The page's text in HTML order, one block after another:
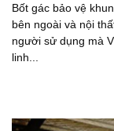
Bốt gác bảo vệ
bên ngoài và nội
người sử dụng mà
linh...